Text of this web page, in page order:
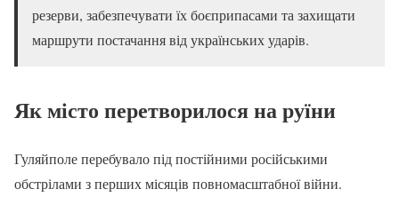
резерви, забезпечувати їх боєприпасами та захищати
маршрути постачання від українських ударів.
Як місто перетворилося на руїни
Гуляйполе перебувало під постійними російськими
обстрілами з перших місяців повномасштабної війни.